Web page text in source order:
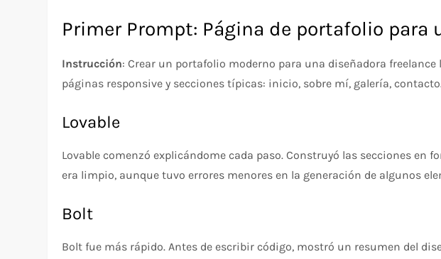
Primer Prompt: Página de portafolio para
Instrucción: Crear un portafolio moderno para una diseñadora
páginas responsive y secciones típicas: inicio, sobre mí, galería,
Lovable
Lovable comenzó explicándome cada paso. Construyó las secciones en
era limpio, aunque tuvo errores menores en la generación de algunos
Bolt
Bolt fue más rápido. Antes de escribir código, mostró un resumen del